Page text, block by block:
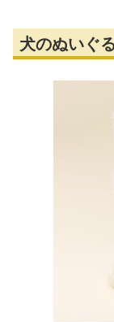
犬のぬいぐ